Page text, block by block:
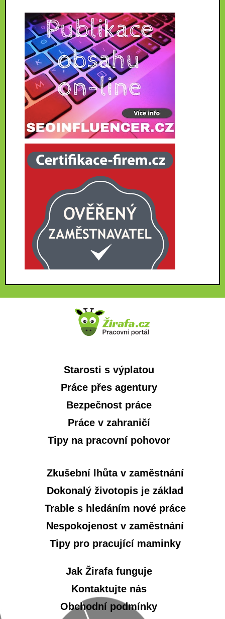
Starosti s výplatou
Práce přes agentury
Bezpečnost práce
Práce v zahraničí
Tipy na pracovní pohovor
Zkušební lhůta v zaměstnání
Dokonalý životopis je základ
Trable s hledáním nové práce
Nespokojenost v zaměstnání
Tipy pro pracující maminky
Jak Žirafa funguje
Kontaktujte nás
Obchodní podmínky